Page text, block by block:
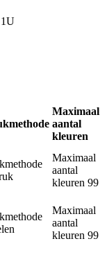
Maximaal
aantal
kleuren
Maximaal
aantal
kleuren 99
Maximaal
aantal
kleuren 99